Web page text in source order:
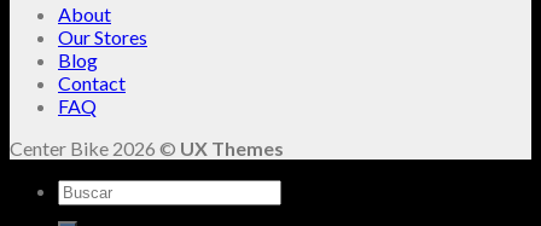
About
Our Stores
Blog
Contact
FAQ
Center Bike 2026 © UX Themes
Buscar
por: